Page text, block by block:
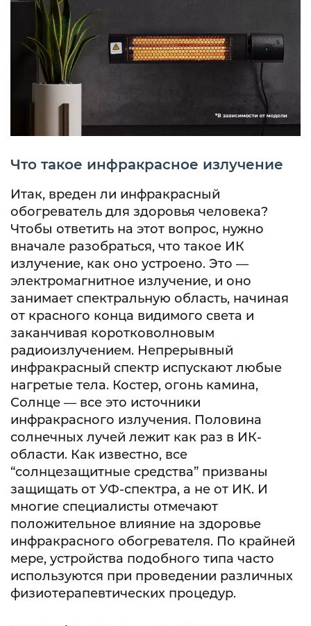
Что такое инфракрасное излучение
Итак, вреден ли инфракрасный
обогреватель для здоровья человека?
Чтобы ответить на этот вопрос, нужно
вначале разобраться, что такое ИК
излучение, как оно устроено. Это —
электромагнитное излучение, и оно
занимает спектральную область, начиная
от красного конца видимого света и
заканчивая коротковолновым
радиоизлучением. Непрерывный
инфракрасный спектр испускают любые
нагретые тела. Костер, огонь камина,
Солнце — все это источники
инфракрасного излучения. Половина
солнечных лучей лежит как раз в ИК-
области. Как известно, все
“солнцезащитные средства” призваны
защищать от УФ-спектра, а не от ИК. И
многие специалисты отмечают
положительное влияние на здоровье
инфракрасного обогревателя. По крайней
мере, устройства подобного типа часто
используются при проведении различных
физиотерапевтических процедур.